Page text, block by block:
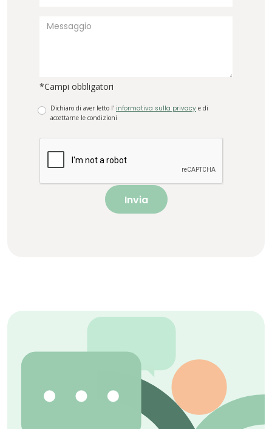
*Campi obbligatori
Dichiaro di aver letto l' informativa sulla privacy e di
accettarne le condizioni
Invia